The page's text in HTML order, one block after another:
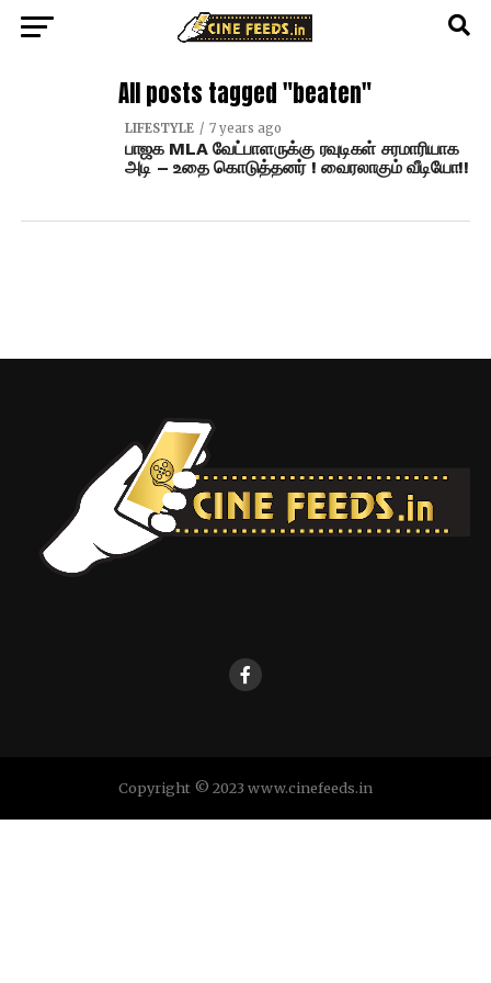
All posts tagged "beaten"
LIFESTYLE 7 years ago
பாஜக MLA வேட்பாளருக்கு ரவுடிகள் சரமாரியாக
அடி – உதை கொடுத்தனர் ! வைரலாகும் வீடியோ!!
Copyright © 2023 www.cinefeeds.in